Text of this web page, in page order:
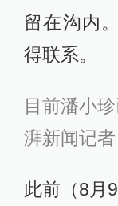
留在沟内
得联系。
目前潘小
湃新闻记
此前（8月